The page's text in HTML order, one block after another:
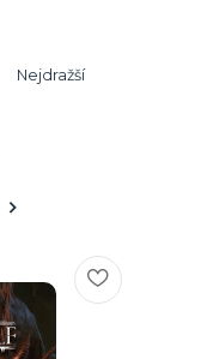
Nejdražší